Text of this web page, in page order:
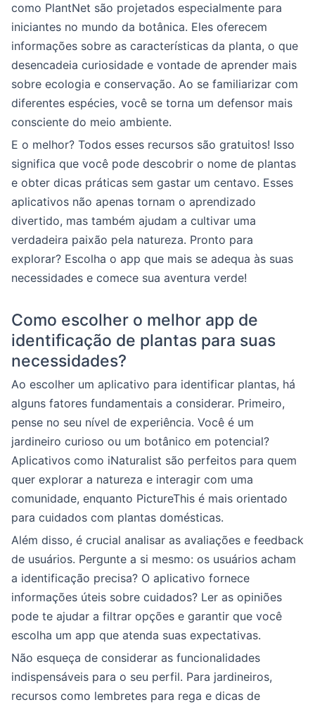
como PlantNet são projetados especialmente para
iniciantes no mundo da botânica. Eles oferecem
informações sobre as características da planta, o que
desencadeia curiosidade e vontade de aprender mais
sobre ecologia e conservação. Ao se familiarizar com
diferentes espécies, você se torna um defensor mais
consciente do meio ambiente.
E o melhor? Todos esses recursos são gratuitos! Isso
significa que você pode descobrir o nome de plantas
e obter dicas práticas sem gastar um centavo. Esses
aplicativos não apenas tornam o aprendizado
divertido, mas também ajudam a cultivar uma
verdadeira paixão pela natureza. Pronto para
explorar? Escolha o app que mais se adequa às suas
necessidades e comece sua aventura verde!
Como escolher o melhor app de
identificação de plantas para suas
necessidades?
Ao escolher um aplicativo para identificar plantas, há
alguns fatores fundamentais a considerar. Primeiro,
pense no seu nível de experiência. Você é um
jardineiro curioso ou um botânico em potencial?
Aplicativos como iNaturalist são perfeitos para quem
quer explorar a natureza e interagir com uma
comunidade, enquanto PictureThis é mais orientado
para cuidados com plantas domésticas.
Além disso, é crucial analisar as avaliações e feedback
de usuários. Pergunte a si mesmo: os usuários acham
a identificação precisa? O aplicativo fornece
informações úteis sobre cuidados? Ler as opiniões
pode te ajudar a filtrar opções e garantir que você
escolha um app que atenda suas expectativas.
Não esqueça de considerar as funcionalidades
indispensáveis para o seu perfil. Para jardineiros,
recursos como lembretes para rega e dicas de